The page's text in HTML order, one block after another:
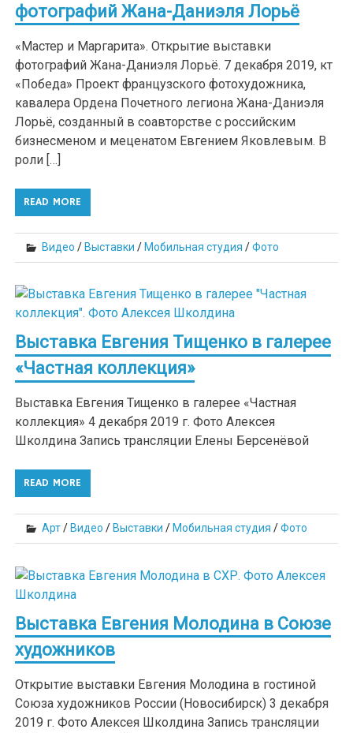
фотографий Жана-Даниэля Лорьё
«Мастер и Маргарита». Открытие выставки
фотографий Жана-Даниэля Лорьё. 7 декабря 2019, кт
«Победа» Проект французского фотохудожника,
кавалера Ордена Почетного легиона Жана-Даниэля
Лорьё, созданный в соавторстве с российским
бизнесменом и меценатом Евгением Яковлевым. В
роли […]
READ MORE
Видео /Выставки /Мобильная студия /Фото
Выставка Евгения Тищенко в галерее
«Частная коллекция»
Выставка Евгения Тищенко в галерее «Частная
коллекция» 4 декабря 2019 г. Фото Алексея
Школдина Запись трансляции Елены Берсенёвой
READ MORE
Арт/ Видео / Выставки / Мобильная студия /Фото
Выставка Евгения Молодина в Союзе
художников
Открытие выставки Евгения Молодина в гостиной
Союза художников России (Новосибирск) 3 декабря
2019 г. Фото Алексея Школдина Запись трансляции